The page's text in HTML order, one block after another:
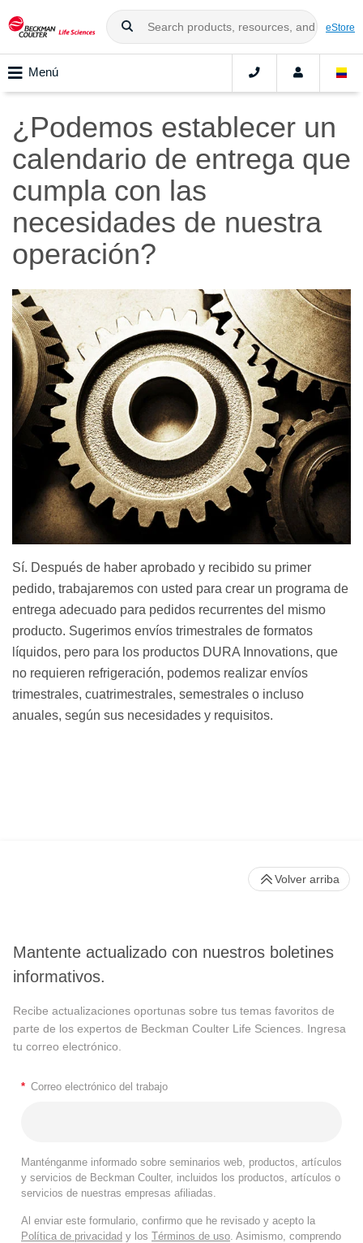
eStore
Menú
¿Podemos establecer un
calendario de entrega que
cumpla con las
necesidades de nuestra
operación?
Sí. Después de haber aprobado y recibido su primer
pedido, trabajaremos con usted para crear un programa de
entrega adecuado para pedidos recurrentes del mismo
producto. Sugerimos envíos trimestrales de formatos
líquidos, pero para los productos DURA Innovations, que
no requieren refrigeración, podemos realizar envíos
trimestrales, cuatrimestrales, semestrales o incluso
anuales, según sus necesidades y requisitos.
Mantente actualizado con nuestros boletines
informativos.
Recibe actualizaciones oportunas sobre tus temas favoritos de
parte de los expertos de Beckman Coulter Life Sciences. Ingresa
tu correo electrónico.
* Correo electrónico del trabajo
Manténganme informado sobre seminarios web, productos, artículos
y servicios de Beckman Coulter, incluidos los productos, artículos o
servicios de nuestras empresas afiliadas.
Al enviar este formulario, confirmo que he revisado y acepto la
Política de privacidad y los Términos de uso . Asimismo, comprendo
Volver arriba